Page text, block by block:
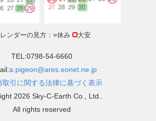
ンダーの見方： ■休み 大安
TEL:0798-54-6660
a.pigeon@ares.eonet.ne.jp
取引に関する法律に基づく表示
2026 Sky-C-Earth Co., Ltd..
All rights reserved